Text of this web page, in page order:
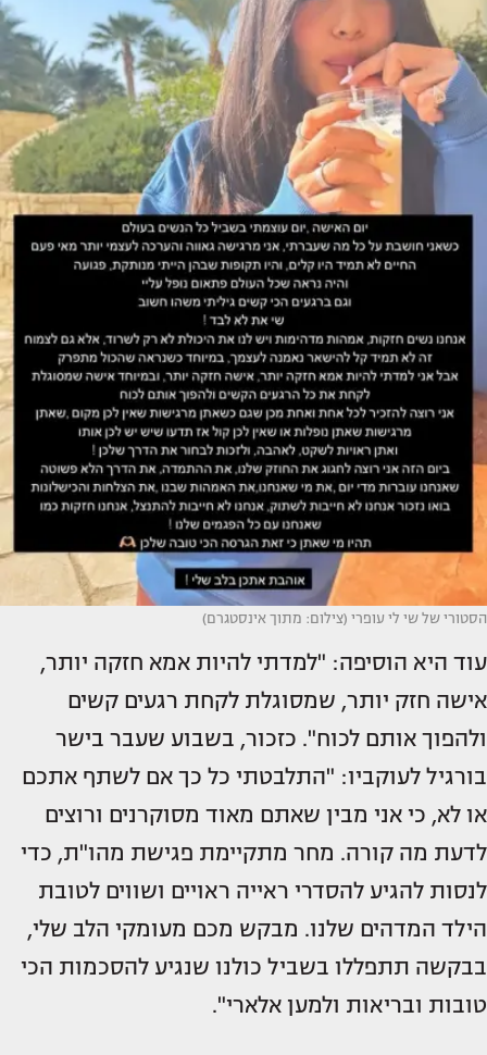
הסטורי של שי לי עופרי (צילום: מתוך אינסטגרם)
עוד היא הוסיפה: "למדתי להיות אמא חזקה יותר,
אישה חזק יותר, שמסוגלת לקחת רגעים קשים
ולהפוך אותם לכוח". כזכור, בשבוע שעבר בישר
בורגיל לעוקביו: "התלבטתי כל כך אם לשתף אתכם
או לא, כי אני מבין שאתם מאוד מסוקרנים ורוצים
לדעת מה קורה. מחר מתקיימת פגישת מהו"ת, כדי
לנסות להגיע להסדרי ראייה ראויים ושווים לטובת
הילד המדהים שלנו. מבקש מכם מעומקי הלב שלי,
בבקשה תתפללו בשביל כולנו שנגיע להסכמות הכי
טובות ובריאות ולמען אלארי".